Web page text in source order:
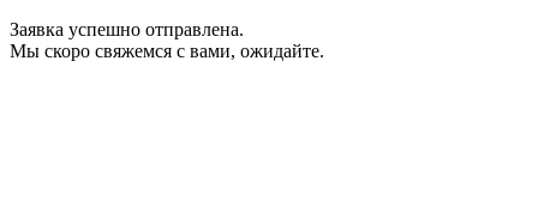
Заявка успешно отправлена.
Мы скоро свяжемся с вами, ожидайте.